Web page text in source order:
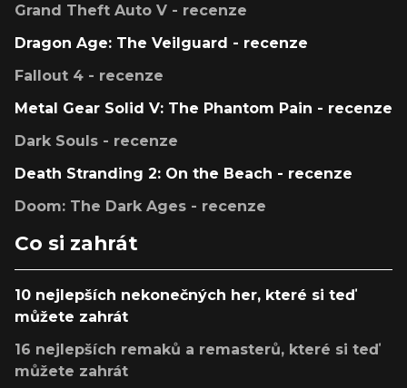
Grand Theft Auto V - recenze
Dragon Age: The Veilguard - recenze
Fallout 4 - recenze
Metal Gear Solid V: The Phantom Pain - recenze
Dark Souls - recenze
Death Stranding 2: On the Beach - recenze
Doom: The Dark Ages - recenze
Co si zahrát
10 nejlepších nekonečných her, které si teď
můžete zahrát
16 nejlepších remaků a remasterů, které si teď
můžete zahrát